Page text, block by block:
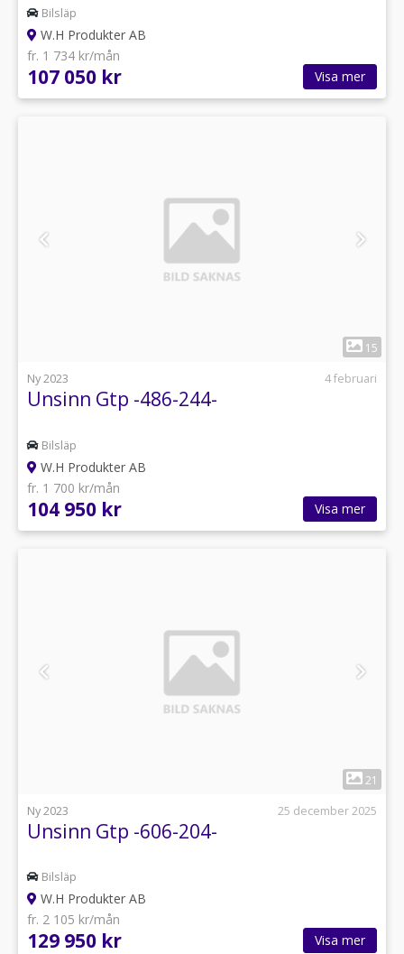
Bilsläp
W.H Produkter AB
fr. 1 734 kr/mån
107 050 kr Visa mer
15
Ny 2023
4 februari
Unsinn Gtp -486-244-
Bilsläp
W.H Produkter AB
fr. 1 700 kr/mån
104 950 kr Visa mer
21
Ny 2023
25 december 2025
Unsinn Gtp -606-204-
Bilsläp
W.H Produkter AB
fr. 2 105 kr/mån
129 950 kr Visa mer